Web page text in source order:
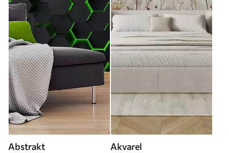
Abstrakt Akvarel